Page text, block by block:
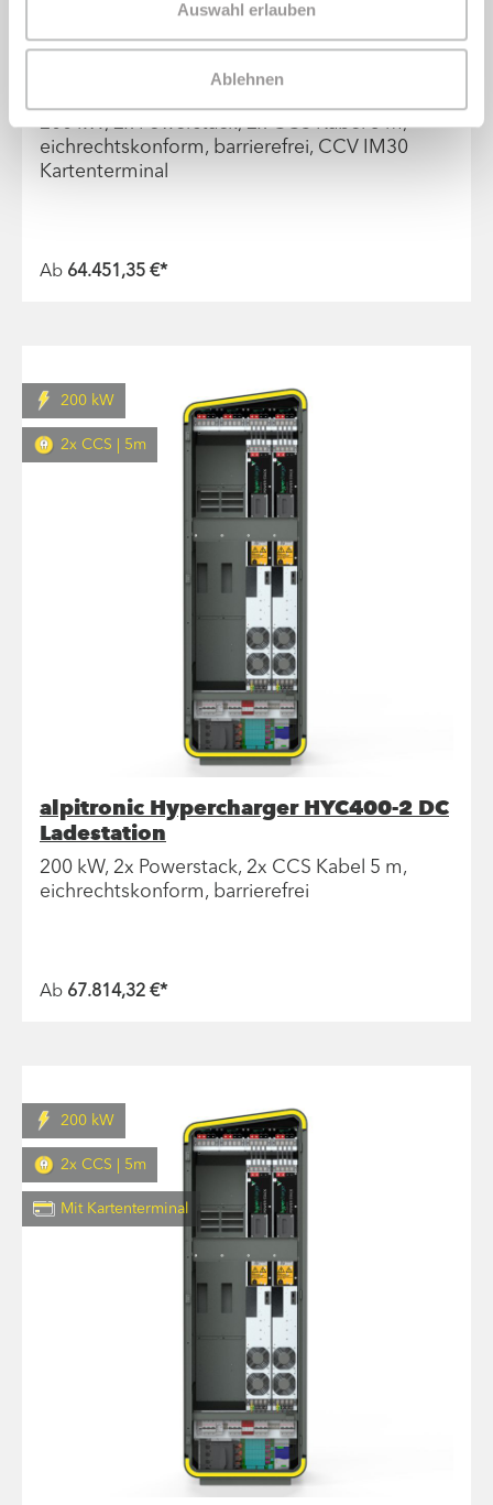
Auswahl erlauben
Ablehnen
Ladestation mit Kartenterminal
200 kW, 2x Powerstack, 2x CCS Kabel 5 m,
eichrechtskonform, barrierefrei, CCV IM30
Kartenterminal
Ab 64.451,35 €*
200 kW
2x CCS | 5m
alpitronic Hypercharger HYC400-2 DC
Ladestation
200 kW, 2x Powerstack, 2x CCS Kabel 5 m,
eichrechtskonform, barrierefrei
Ab 67.814,32 €*
200 kW
2x CCS | 5m
Mit Kartenterminal